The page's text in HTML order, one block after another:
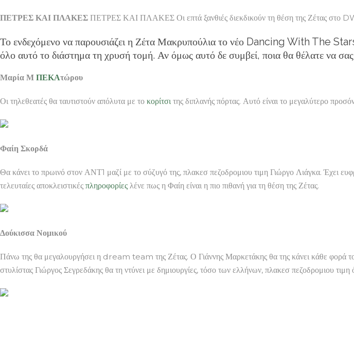
ΠΕΤΡΕΣ ΚΑΙ ΠΛΑΚΕΣ ΠΕΤΡΕΣ ΚΑΙ ΠΛΑΚΕΣ Οι επτά ξανθιές διεκδικούν τη θέση της Ζέτας στο
Το ενδεχόμενο να παρουσιάζει η Ζέτα Μακρυπούλια το νέο Dancing With The
όλο αυτό το διάστημα τη χρυσή τομή. Αν όμως αυτό δε συμβεί, ποια θα θέλατε να
Μαρία Μ ΠΕΚΑτώρου
Οι τηλεθεατές θα ταυτιστούν απόλυτα με το κορίτσι της διπλανής πόρτας. Αυτό είναι το μεγαλύτερο
Φαίη Σκορδά
Θα κάνει το πρωινό στον ΑΝΤ1 μαζί με το σύζυγό της, πλακεσ πεζοδρομιου τιμη Γιώργο Λιάγκα. Έχει
τελευταίες αποκλειστικές πληροφορίες λένε πως η Φαίη είναι η πιο πιθανή για τη θέση της Ζέτας.
Δούκισσα Νομικού
Πάνω της θα μεγαλουργήσει η dream team της Ζέτας. Ο Γιάννης Μαρκετάκης θα της κάνει κάθε φορά
στυλίστας Γιώργος Σεγρεδάκης θα τη ντύνει με δημιουργίες, τόσο των ελλήνων, πλακεσ πεζοδρομιου